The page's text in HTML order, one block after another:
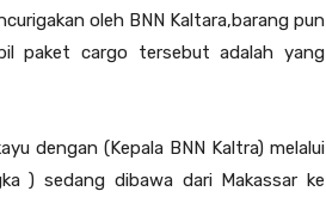
oleh BNN Kaltara,barang pun
paket cargo tersebut adalah yang
dengan (Kepala BNN Kaltra) melalui
) sedang dibawa dari Makassar ke